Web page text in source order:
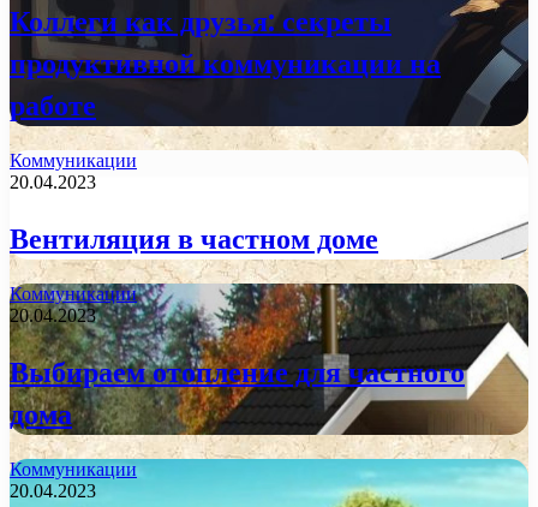
Коллеги как друзья: секреты
продуктивной коммуникации на
работе
Коммуникации
20.04.2023
Вентиляция в частном доме
Коммуникации
20.04.2023
Выбираем отопление для частного
дома
Коммуникации
20.04.2023